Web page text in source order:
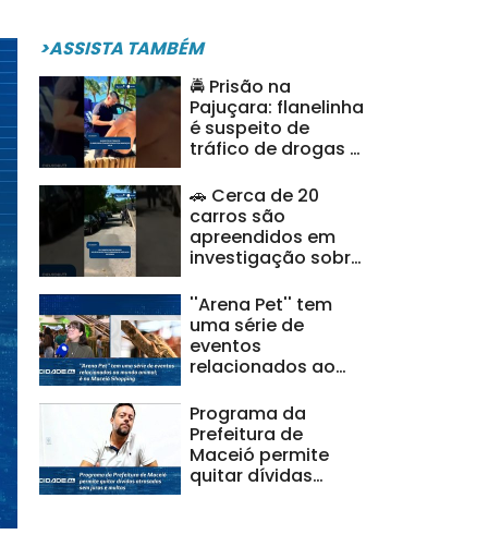
>ASSISTA TAMBÉM
🚔 Prisão na
Pajuçara: flanelinha
é suspeito de
tráfico de drogas e
#CidadeAL
🚗 Cerca de 20
carros são
apreendidos em
investigação sobre
veículos |
#CidadeAL
''Arena Pet'' tem
uma série de
eventos
relacionados ao
Maceió Shopping
Programa da
Prefeitura de
Maceió permite
quitar dívidas